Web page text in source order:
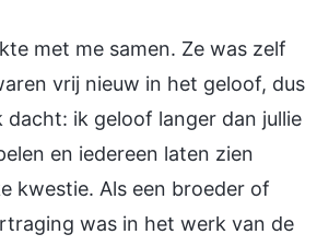
met me samen. Ze was zelf
vrij nieuw in het geloof, dus
ik geloof langer dan jullie
en iedereen laten zien
kwestie. Als een broeder of
was in het werk van de